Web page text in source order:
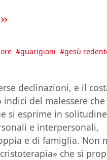
#guarigioni #gesù
declinazioni, e il
del malessere che
si esprime in
e interpersonali,
e di famiglia. Non
che si